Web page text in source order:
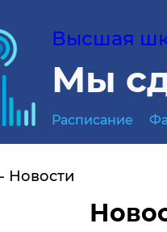
Высшая
Мы
Расписание
Новости